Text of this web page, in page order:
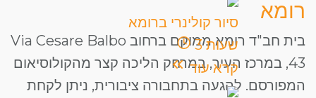
סיור קולינרי ברומא
שעות3
קרא עוד
רומא
בית חב"ד רומא ממוקם ברחוב Via Cesare Balbo
43, במרכז העיר, במרחק הליכה קצר מהקולוסיאום
המפורסם. להגעה בתחבורה ציבורית, ניתן לקחת